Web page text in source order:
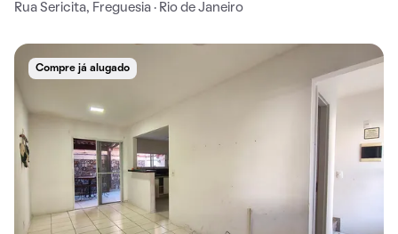
Rua Sericita, Freguesia · Rio de Janeiro
Compre já alugado